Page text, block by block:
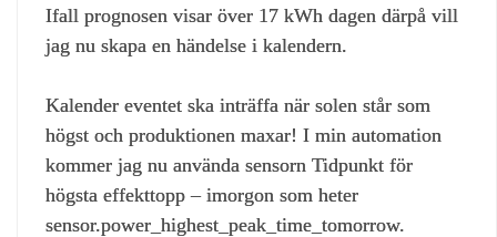
Ifall prognosen visar över 17 kWh dagen därpå vill
jag nu skapa en händelse i kalendern.
Kalender eventet ska inträffa när solen står som
högst och produktionen maxar! I min automation
kommer jag nu använda sensorn Tidpunkt för
högsta effekttopp – imorgon som heter
sensor.power_highest_peak_time_tomorrow.